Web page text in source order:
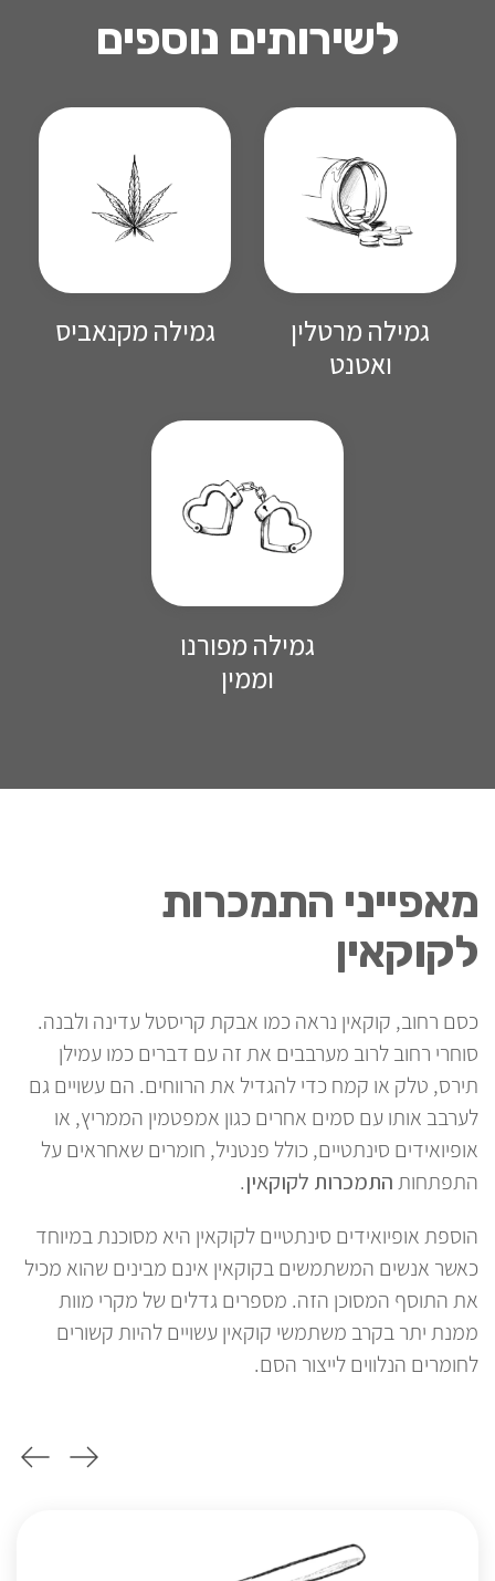
לשירותים נוספים
גמילה מרטלין
ואטנט
גמילה מקנאביס
גמילה מפורנו
וממין
מאפייני התמכרות
לקוקאין
כסם רחוב, קוקאין נראה כמו אבקת קריסטל עדינה ולבנה.
סוחרי רחוב לרוב מערבבים את זה עם דברים כמו עמילן
תירס, טלק או קמח כדי להגדיל את הרווחים. הם עשויים גם
לערבב אותו עם סמים אחרים כגון אמפטמין הממריץ, או
אופיואידים סינתטיים, כולל פנטניל, חומרים שאחראים על
התפתחותהתמכרות לקוקאין.
הוספת אופיואידים סינתטיים לקוקאין היא מסוכנת במיוחד
כאשר אנשים המשתמשים בקוקאין אינם מבינים שהוא מכיל
את התוסף המסוכן הזה. מספרים גדלים של מקרי מוות
ממנת יתר בקרב משתמשי קוקאין עשויים להיות קשורים
לחומרים הנלווים לייצור הסם.